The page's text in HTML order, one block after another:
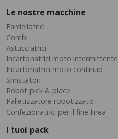
Le nostre macchine
Fardellatrici
Combi
Astucciatrici
Incartonatrici moto intermittente
Incartonatrici moto continuo
Smistatori
Robot pick & place
Palletizzatore robotizzato
Confezionatrici per il fine linea
I tuoi pack